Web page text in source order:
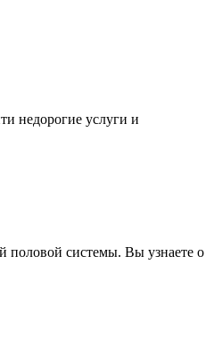
недорогие услуги и
половой системы. Вы узнаете о